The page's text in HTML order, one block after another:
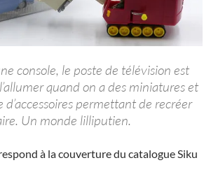
console, le poste de télévision est
quand on a des miniatures et
permettant de recréer
Un monde lilliputien.
à la couverture du catalogue Siku